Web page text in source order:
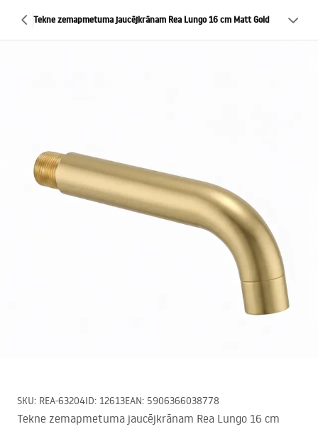
Tekne zemapmetuma jaucējkrānam Rea Lungo 16 cm Matt Gold
SKU: REA-63204ID: 12613EAN: 5906366038778
Tekne zemapmetuma jaucējkrānam Rea Lungo 16 cm